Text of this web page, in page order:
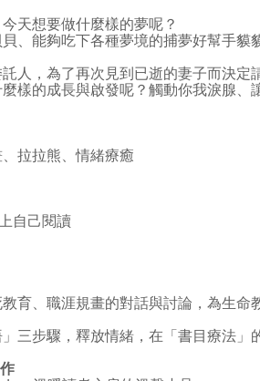
想要做什麼樣的夢呢？
能夠吃下各種夢境的捕夢好幫手貘
，為了再次見到已逝的妻子而決定
樣的成長與啟發呢？觸動你我淚腺、
拉拉熊、情緒療癒
自己閱讀
育、職涯規畫的對話與討論，為生命
三步驟，釋放情緒，在「書目療法」